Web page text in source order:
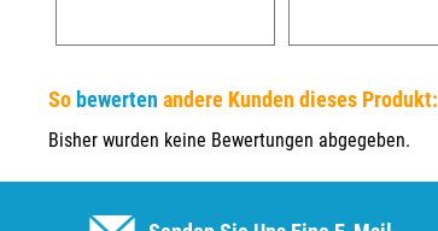
So bewerten andere Kunden dieses Produkt:
Bisher wurden keine Bewertungen abgegeben.